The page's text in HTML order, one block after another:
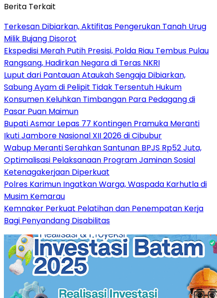
Berita Terkait
Terkesan Dibiarkan, Aktifitas Pengerukan Tanah Urug
Milik Bujang Disorot
Ekspedisi Merah Putih Presisi, Polda Riau Tembus Pulau
Rangsang, Hadirkan Negara di Teras NKRI
Luput dari Pantauan Ataukah Sengaja Dibiarkan,
Sabung Ayam di Pelipit Tidak Tersentuh Hukum
Konsumen Keluhkan Timbangan Para Pedagang di
Pasar Puan Maimun
Bupati Asmar Lepas 77 Kontingen Pramuka Meranti
Ikuti Jambore Nasional XII 2026 di Cibubur
Wabup Meranti Serahkan Santunan BPJS Rp52 Juta,
Optimalisasi Pelaksanaan Program Jaminan Sosial
Ketenagakerjaan Diperkuat
Polres Karimun Ingatkan Warga, Waspada Karhutla di
Musim Kemarau
Kemnaker Perkuat Pelatihan dan Penempatan Kerja
Bagi Penyandang Disabilitas